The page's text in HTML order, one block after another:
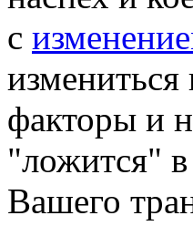
с
факторы и
"ложится"
Вашего